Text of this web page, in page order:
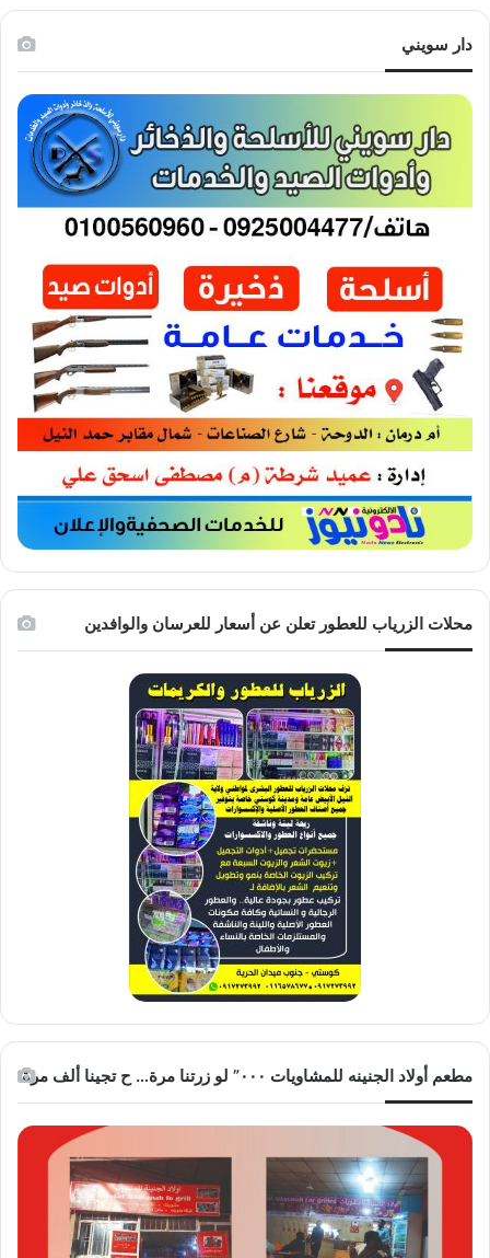
دار سويني
محلات الزرياب للعطور تعلن عن أسعار للعرسان والوافدين
مطعم أولاد الجنينه للمشاويات ٠٠٠” لو زرتنا مرة… ح تجينا ألف مرة